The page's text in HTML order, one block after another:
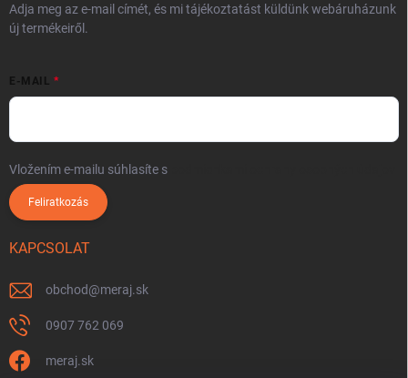
Adja meg az e-mail címét, és mi tájékoztatást küldünk webáruházunk
új termékeiről.
E-MAIL
Vložením e-mailu súhlasíte s
Feliratkozás
KAPCSOLAT
obchod@meraj.sk
0907 762 069
meraj.sk